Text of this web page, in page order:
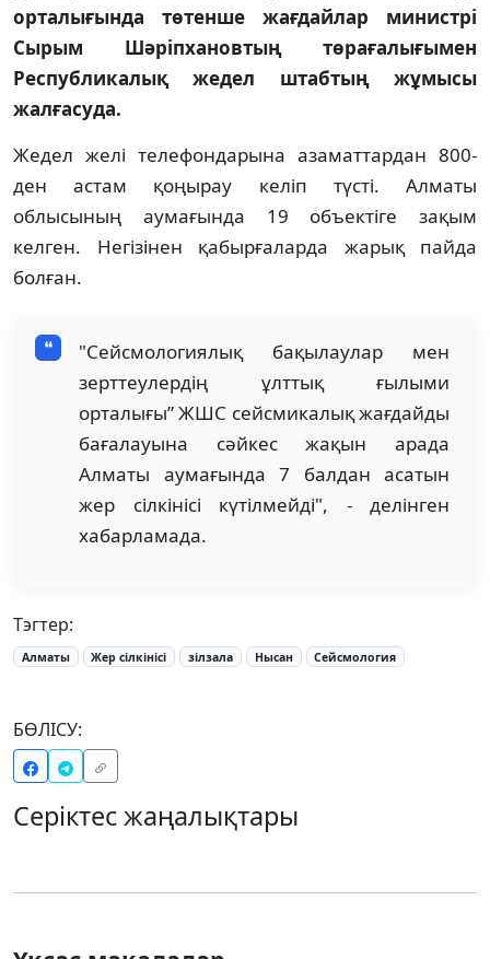
орталығында төтенше жағдайлар министрі
Сырым Шәріпхановтың төрағалығымен
Республикалық жедел штабтың жұмысы
жалғасуда.
Жедел желі телефондарына азаматтардан 800-
ден астам қоңырау келіп түсті. Алматы
облысының аумағында 19 объектіге зақым
келген. Негізінен қабырғаларда жарық пайда
болған.
"Сейсмологиялық бақылаулар мен
зерттеулердің ұлттық ғылыми
орталығы” ЖШС сейсмикалық жағдайды
бағалауына сәйкес жақын арада
Алматы аумағында 7 балдан асатын
жер сілкінісі күтілмейді", - делінген
хабарламада.
Тэгтер:
Алматы Жер сілкінісі зілзала Нысан Сейсмология
БӨЛІСУ:
Серіктес жаңалықтары